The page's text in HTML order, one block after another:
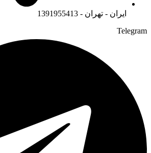
ایران - تهران - 1391955413
Telegram